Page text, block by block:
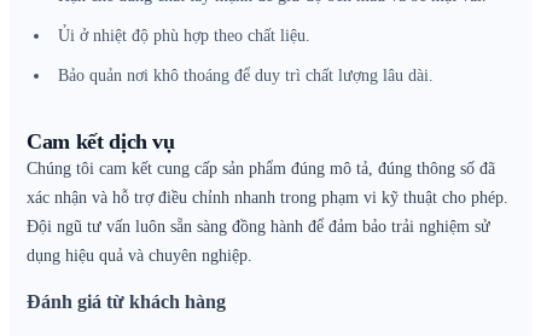
Ủi ở nhiệt độ phù hợp theo chất liệu.
Bảo quản nơi khô thoáng để duy trì chất lượng lâu dài.
Cam kết dịch vụ
Chúng tôi cam kết cung cấp sản phẩm đúng mô tả, đúng thông số đã
xác nhận và hỗ trợ điều chỉnh nhanh trong phạm vi kỹ thuật cho phép.
Đội ngũ tư vấn luôn sẵn sàng đồng hành để đảm bảo trải nghiệm sử
dụng hiệu quả và chuyên nghiệp.
Đánh giá từ khách hàng